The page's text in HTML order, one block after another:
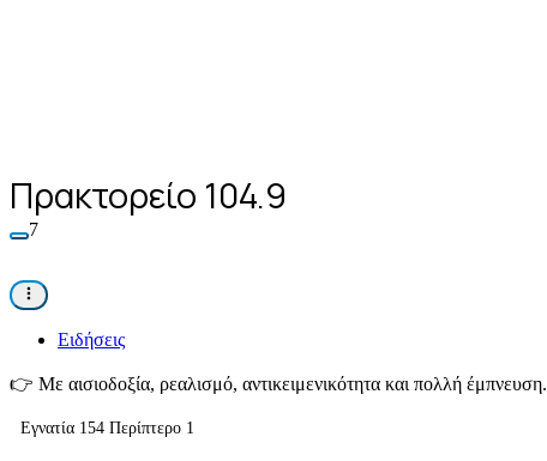
Πρακτορείο 104.9
7
Ειδήσεις
👉 Με αισιοδοξία, ρεαλισμό, αντικειμενικότητα και πολλή έμπνευση.
Εγνατία 154 Περίπτερο 1